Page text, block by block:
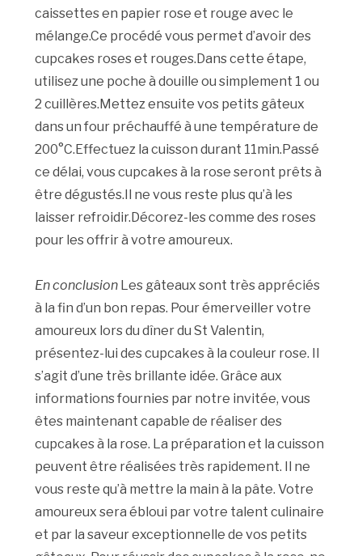
caissettes en papier rose et rouge avec le
mélange.Ce procédé vous permet d’avoir des
cupcakes roses et rouges.Dans cette étape,
utilisez une poche à douille ou simplement 1 ou
2 cuillères.Mettez ensuite vos petits gâteux
dans un four préchauffé à une température de
200°C.Effectuez la cuisson durant 11min.Passé
ce délai, vous cupcakes à la rose seront prêts à
être dégustés.Il ne vous reste plus qu’à les
laisser refroidir.Décorez-les comme des roses
pour les offrir à votre amoureux.
En conclusion Les gâteaux sont très appréciés
à la fin d’un bon repas. Pour émerveiller votre
amoureux lors du dîner du St Valentin,
présentez-lui des cupcakes à la couleur rose. Il
s’agit d’une très brillante idée. Grâce aux
informations fournies par notre invitée, vous
êtes maintenant capable de réaliser des
cupcakes à la rose. La préparation et la cuisson
peuvent être réalisées très rapidement. Il ne
vous reste qu’à mettre la main à la pâte. Votre
amoureux sera ébloui par votre talent culinaire
et par la saveur exceptionnelle de vos petits